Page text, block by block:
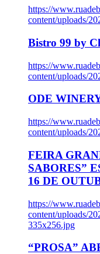
https://
content/uploads/
Bistro 99 by
https://
content/uploads/
ODE
https://
content/uploads/
FEIRA
SABORES”
16 DE
https://
content/uploads/
335x256.jpg
“PROSA”